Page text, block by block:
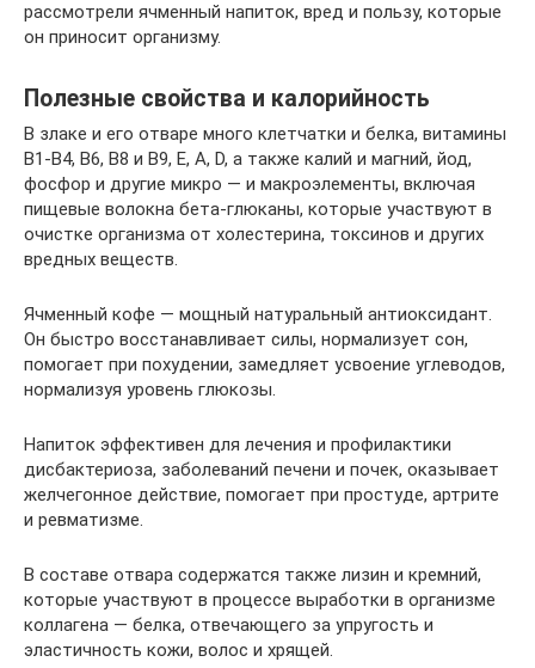
рассмотрели ячменный напиток, вред и пользу, которые
он приносит организму.
Полезные свойства и калорийность
В злаке и его отваре много клетчатки и белка, витамины
В1-В4, В6, В8 и В9, Е, A, D, а также калий и магний, йод,
фосфор и другие микро — и макроэлементы, включая
пищевые волокна бета-глюканы, которые участвуют в
очистке организма от холестерина, токсинов и других
вредных веществ.
Ячменный кофе — мощный натуральный антиоксидант.
Он быстро восстанавливает силы, нормализует сон,
помогает при похудении, замедляет усвоение углеводов,
нормализуя уровень глюкозы.
Напиток эффективен для лечения и профилактики
дисбактериоза, заболеваний печени и почек, оказывает
желчегонное действие, помогает при простуде, артрите
и ревматизме.
В составе отвара содержатся также лизин и кремний,
которые участвуют в процессе выработки в организме
коллагена — белка, отвечающего за упругость и
эластичность кожи, волос и хрящей.